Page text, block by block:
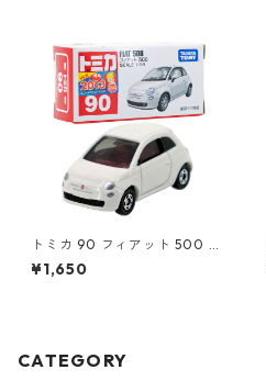
トミカ 90 フィアット 500 #1
0471011
¥1,650
CATEGORY